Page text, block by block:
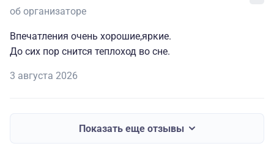
об организаторе
Впечатления очень хорошие,яркие.
До сих пор снится теплоход во сне.
3 августа 2026
Показать еще отзывы